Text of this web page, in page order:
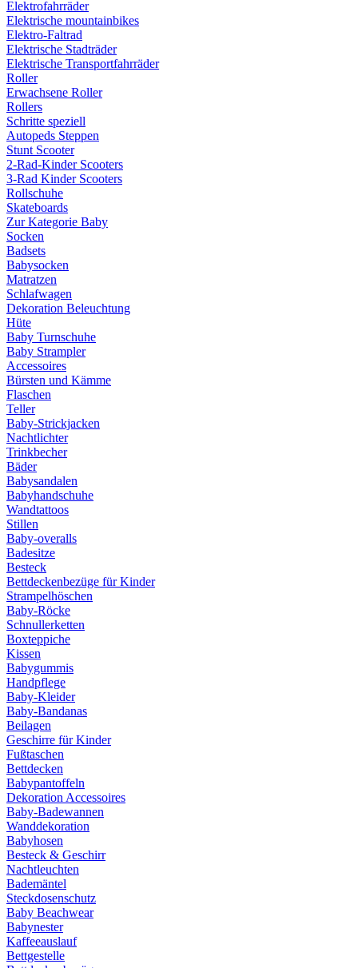
Elektrofahrräder
Elektrische mountainbikes
Elektro-Faltrad
Elektrische Stadträder
Elektrische Transportfahrräder
Roller
Erwachsene Roller
Rollers
Schritte speziell
Autopeds Steppen
Stunt Scooter
2-Rad-Kinder Scooters
3-Rad Kinder Scooters
Rollschuhe
Skateboards
Zur Kategorie Baby
Socken
Badsets
Babysocken
Matratzen
Schlafwagen
Dekoration Beleuchtung
Hüte
Baby Turnschuhe
Baby Strampler
Accessoires
Bürsten und Kämme
Flaschen
Teller
Baby-Strickjacken
Nachtlichter
Trinkbecher
Bäder
Babysandalen
Babyhandschuhe
Wandtattoos
Stillen
Baby-overalls
Badesitze
Besteck
Bettdeckenbezüge für Kinder
Strampelhöschen
Baby-Röcke
Schnullerketten
Boxteppiche
Kissen
Babygummis
Handpflege
Baby-Kleider
Baby-Bandanas
Beilagen
Geschirre für Kinder
Fußtaschen
Bettdecken
Babypantoffeln
Dekoration Accessoires
Baby-Badewannen
Wanddekoration
Babyhosen
Besteck & Geschirr
Nachtleuchten
Bademäntel
Steckdosenschutz
Baby Beachwear
Babynester
Kaffeeauslauf
Bettgestelle